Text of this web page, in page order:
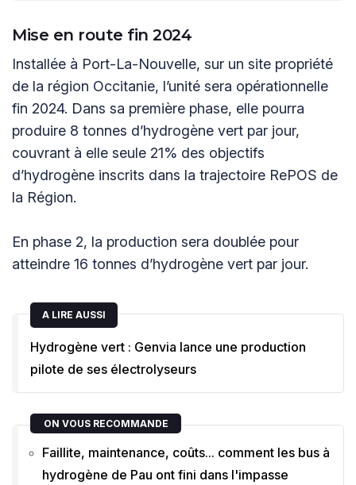
Mise en route fin 2024
Installée à Port-La-Nouvelle, sur un site propriété
de la région Occitanie, l’unité sera opérationnelle
fin 2024. Dans sa première phase, elle pourra
produire 8 tonnes d’hydrogène vert par jour,
couvrant à elle seule 21% des objectifs
d’hydrogène inscrits dans la trajectoire RePOS de
la Région.
En phase 2, la production sera doublée pour
atteindre 16 tonnes d’hydrogène vert par jour.
A LIRE AUSSI
Hydrogène vert : Genvia lance une production
pilote de ses électrolyseurs
ON VOUS RECOMMANDE
Faillite, maintenance, coûts... comment les bus à
hydrogène de Pau ont fini dans l'impasse